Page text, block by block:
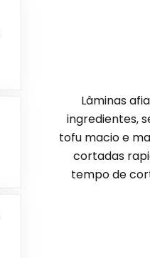
Lâminas
ingredientes,
tofu macio e
cortadas
tempo de